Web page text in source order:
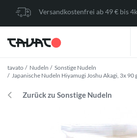
Versandkostenfrei ab 49 € bis
tavato Nudeln
Sonstige Nudeln
Japanische Nudeln Hiyamugi Joshu Akagi, 3x 90
Zurück zu Sonstige Nudeln